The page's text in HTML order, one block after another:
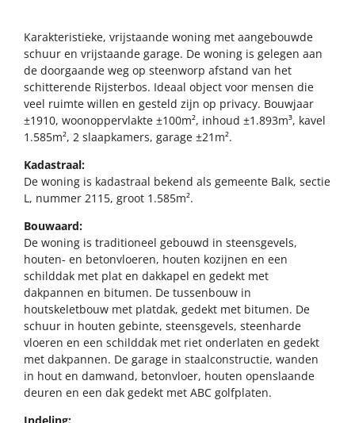
Karakteristieke, vrijstaande woning met aangebouwde
schuur en vrijstaande garage. De woning is gelegen aan
de doorgaande weg op steenworp afstand van het
schitterende Rijsterbos. Ideaal object voor mensen die
veel ruimte willen en gesteld zijn op privacy. Bouwjaar
±1910, woonoppervlakte ±100m², inhoud ±1.893m³, kavel
1.585m², 2 slaapkamers, garage ±21m².
Kadastraal:
De woning is kadastraal bekend als gemeente Balk, sectie
L, nummer 2115, groot 1.585m².
Bouwaard:
De woning is traditioneel gebouwd in steensgevels,
houten- en betonvloeren, houten kozijnen en een
schilddak met plat en dakkapel en gedekt met
dakpannen en bitumen. De tussenbouw in
houtskeletbouw met platdak, gedekt met bitumen. De
schuur in houten gebinte, steensgevels, steenharde
vloeren en een schilddak met riet onderlaten en gedekt
met dakpannen. De garage in staalconstructie, wanden
in hout en damwand, betonvloer, houten openslaande
deuren en een dak gedekt met ABC golfplaten.